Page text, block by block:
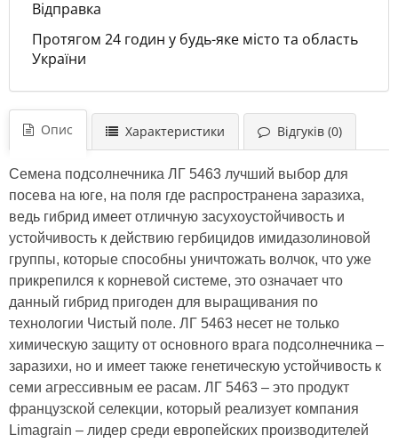
Відправка
Протягом 24 годин у будь-яке місто та область
України
Опис Характеристики Відгуків (0)
Семена подсолнечника ЛГ 5463 лучший выбор для
посева на юге, на поля где распространена заразиха,
ведь гибрид имеет отличную засухоустойчивость и
устойчивость к действию гербицидов имидазолиновой
группы, которые способны уничтожать волчок, что уже
прикрепился к корневой системе, это означает что
данный гибрид пригоден для выращивания по
технологии Чистый поле. ЛГ 5463 несет не только
химическую защиту от основного врага подсолнечника –
заразихи, но и имеет также генетическую устойчивость к
семи агрессивным ее расам. ЛГ 5463 – это продукт
французской селекции, который реализует компания
Limagrain – лидер среди европейских производителей